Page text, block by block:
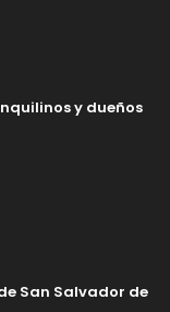
y dueños
San Salvador de